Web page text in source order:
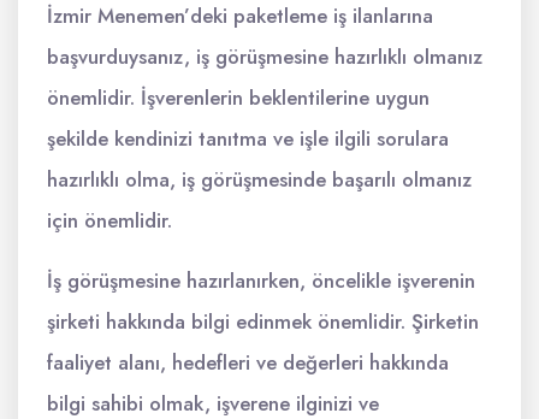
İzmir Menemen’deki paketleme iş ilanlarına
başvurduysanız, iş görüşmesine hazırlıklı olmanız
önemlidir. İşverenlerin beklentilerine uygun
şekilde kendinizi tanıtma ve işle ilgili sorulara
hazırlıklı olma, iş görüşmesinde başarılı olmanız
için önemlidir.
İş görüşmesine hazırlanırken, öncelikle işverenin
şirketi hakkında bilgi edinmek önemlidir. Şirketin
faaliyet alanı, hedefleri ve değerleri hakkında
bilgi sahibi olmak, işverene ilginizi ve